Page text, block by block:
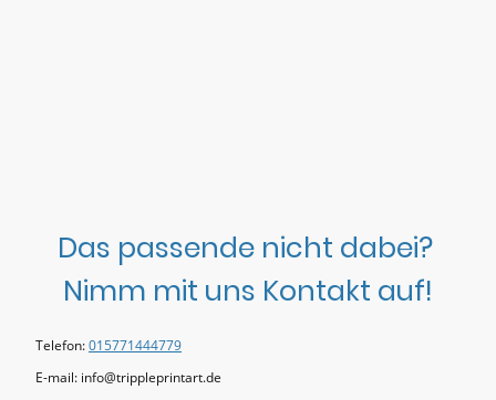
Das passende nicht dabei?
Nimm mit uns Kontakt auf!
Telefon:015771444779
E-mail: info@trippleprintart.de